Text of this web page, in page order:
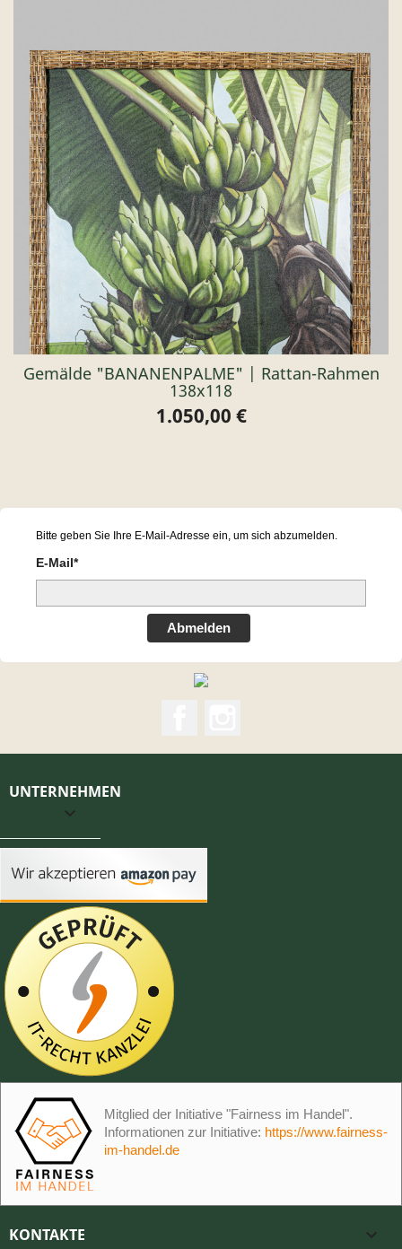
Gemälde "BANANENPALME" | Rattan-Rahmen
138x118
Preis
1.050,00 €
Bitte geben Sie Ihre E-Mail-Adresse ein, um sich abzumelden.
E-Mail*
Abmelden
UNTERNEHMEN

Mitglied der Initiative "Fairness im Handel".
Informationen zur Initiative: https://www.fairness-
im-handel.de
KONTAKTE 